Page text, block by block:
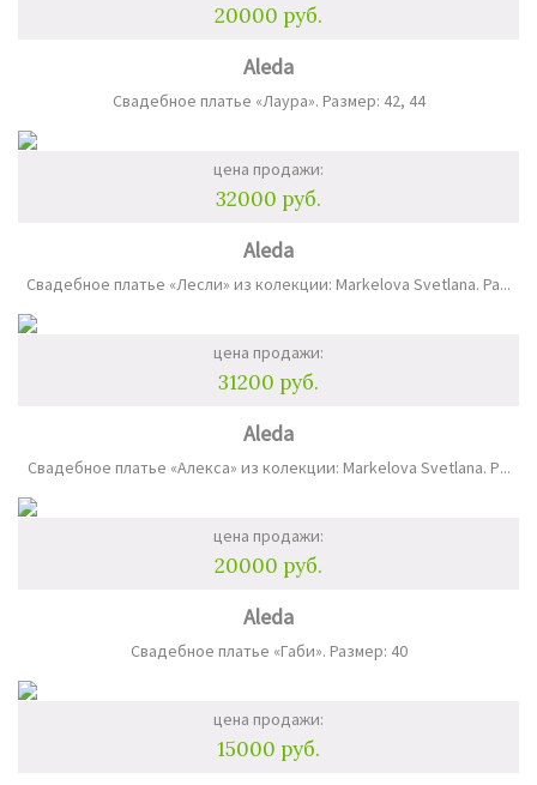
20000 руб.
Aleda
Свадебное платье «Лаура». Размер: 42, 44
цена продажи:
32000 руб.
Aleda
Свадебное платье «Лесли» из колекции: Markelova Svetlana. Ра...
цена продажи:
31200 руб.
Aleda
Свадебное платье «Алекса» из колекции: Markelova Svetlana. Р...
цена продажи:
20000 руб.
Aleda
Свадебное платье «Габи». Размер: 40
цена продажи:
15000 руб.